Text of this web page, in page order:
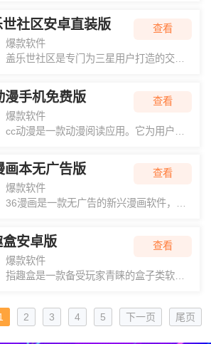
社区安卓直装版
爆款软件
盖乐世社区是专门为三星用户打造的交流平台...
查看
漫手机免费版
爆款软件
cc动漫是一款动漫阅读应用。它为用户提供...
查看
画本无广告版
爆款软件
36漫画是一款无广告的新兴漫画软件，致力...
查看
安卓版
爆款软件
指趣盒是一款备受玩家青睐的盒子类软件，拥...
查看
2 3 4 5 下一页 尾页